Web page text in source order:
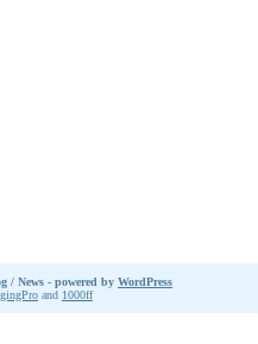
/ News - powered by WordPress
and 1000ff